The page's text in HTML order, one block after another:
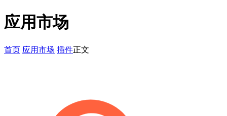
应用市场
首页 应用市场 插件正文